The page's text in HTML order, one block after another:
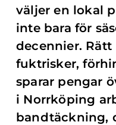
väljer en lokal
inte bara för
decennier.
fuktrisker,
sparar pengar
i Norrköping
bandtäckning,